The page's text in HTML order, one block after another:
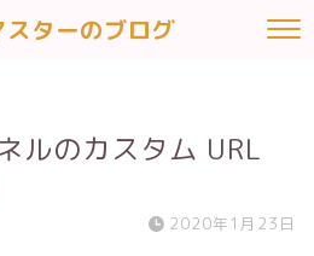
スターのブログ
ルのカスタム URL
2020年1月23日